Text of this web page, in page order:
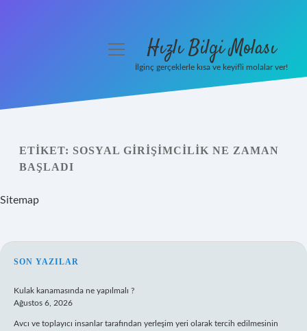
Yasal Uyarı
menüyüHızlı Bilgi Molası
İlginç gerçeklerle kısa ve keyifli molalar ver!
ETIKET: SOSYAL GIRIŞIMCILIK NE ZAMAN
BAŞLADI
Sitemap
SIDEBAR
SON YAZILAR
Kulak kanamasında ne yapılmalı ?
Ağustos 6, 2026
Avcı ve toplayıcı insanlar tarafından yerleşim yeri olarak tercih edilmesinin